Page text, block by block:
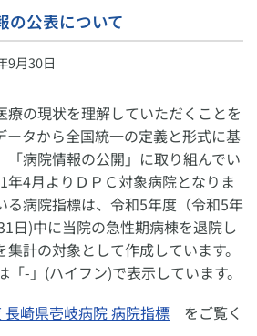
の公表について
9月30日
療の現状を理解していただくことを
ータから全国統一の定義と形式に基
「病院情報の公開」に取り組んでい
年4月よりＤＰＣ対象病院となりま
る病院指標は、令和5年度（令和5年
日)中に当院の急性期病棟を退院し
計の対象として作成しています。
-」(ハイフン)で表示しています。
長崎県壱岐病院 病院指標 をご覧く